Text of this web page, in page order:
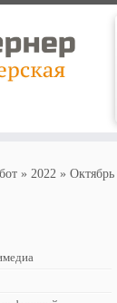
» 2022 » Октябрь